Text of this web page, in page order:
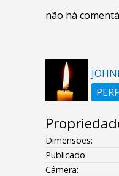
não há
Dimensões:
Publicado:
Câmera: